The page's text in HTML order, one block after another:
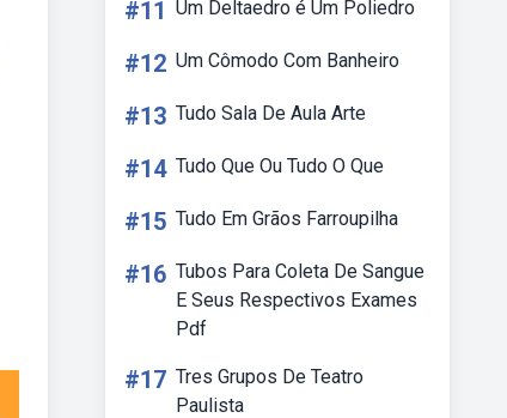
#11 Um Deltaedro é Um Poliedro
#12 Um Cômodo Com Banheiro
#13 Tudo Sala De Aula Arte
#14 Tudo Que Ou Tudo O Que
#15 Tudo Em Grãos Farroupilha
#16 Tubos Para Coleta De Sangue
E Seus Respectivos Exames
Pdf
#17 Tres Grupos De Teatro
Paulista